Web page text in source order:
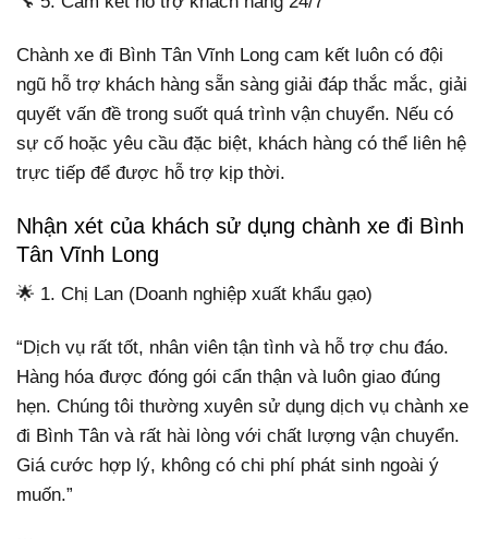
Chành xe đi Bình Tân Vĩnh Long cam kết luôn có đội
ngũ hỗ trợ khách hàng sẵn sàng giải đáp thắc mắc, giải
quyết vấn đề trong suốt quá trình vận chuyển. Nếu có
sự cố hoặc yêu cầu đặc biệt, khách hàng có thể liên hệ
trực tiếp để được hỗ trợ kịp thời.
Nhận xét của khách sử dụng chành xe đi Bình
Tân Vĩnh Long
🌟 1. Chị Lan (Doanh nghiệp xuất khẩu gạo)
“Dịch vụ rất tốt, nhân viên tận tình và hỗ trợ chu đáo.
Hàng hóa được đóng gói cẩn thận và luôn giao đúng
hẹn. Chúng tôi thường xuyên sử dụng dịch vụ chành xe
đi Bình Tân và rất hài lòng với chất lượng vận chuyển.
Giá cước hợp lý, không có chi phí phát sinh ngoài ý
muốn.”